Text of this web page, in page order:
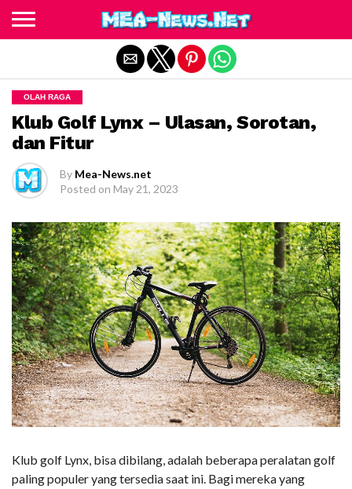
OLAH RAGA
Klub Golf Lynx – Ulasan, Sorotan,
dan Fitur
By Mea-News.net
Posted on May 21, 2023
Klub golf Lynx, bisa dibilang, adalah beberapa peralatan golf
paling populer yang tersedia saat ini. Bagi mereka yang
Exit mobile version